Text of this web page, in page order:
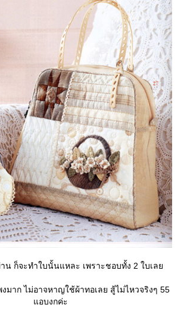
น ก็จะทำใบนั้นแหละ เพราะชอบทั้ง 2 ใบเล
มาก ไม่อาจหาญใช้ผ้าทอเลย สู้ไม่ไหวจริงๆ 55
อบงกค่ะ